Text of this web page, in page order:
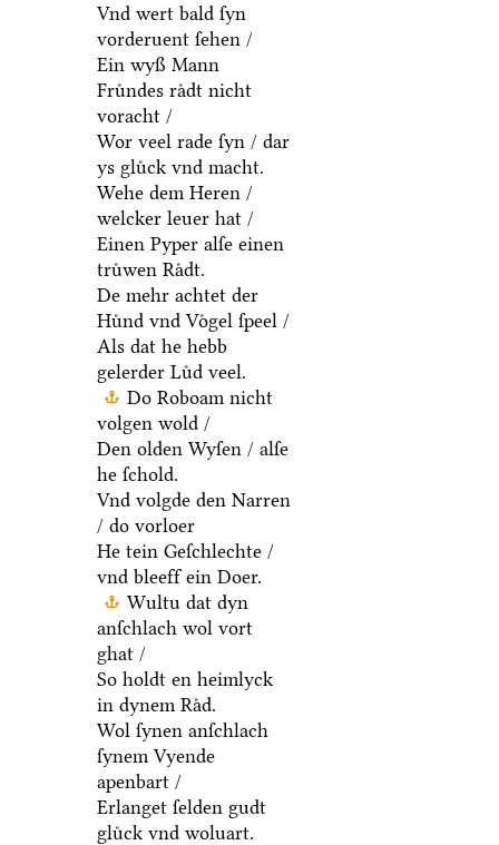
Vnd wert bald ſyn
vorderuent ſehen /
Ein wyß Mann
Fruͤndes raͤdt nicht
voracht /
Wor veel rade ſyn / dar
ys gluͤck vnd macht.
Wehe dem Heren /
welcker leuer hat /
Einen Pyper alſe einen
truͤwen Raͤdt.
De mehr achtet der
Huͤnd vnd Voͤgel ſpeel /
Als dat he hebb
gelerder Luͤd veel.
Do Roboam nicht
volgen wold /
Den olden Wyſen / alſe
he ſchold.
Vnd volgde den Narren
/ do vorloer
He tein Geſchlechte /
vnd bleeff ein Doer.
Wultu dat dyn
anſchlach wol vort
ghat /
So holdt en heimlyck
in dynem Raͤd.
Wol ſynen anſchlach
ſynem Vyende
apenbart /
Erlanget ſelden gudt
gluͤck vnd woluart.